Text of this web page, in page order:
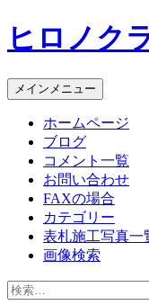
コ
ン
ン
ツ
ヒロノク
メインメニュー
ホームページ
ブログ
コメント一覧
お問い合わせ
FAXの場合
カテゴリー
表札施工写真一
画像検索
検